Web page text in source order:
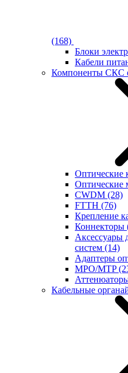
(168)
Блоки
Кабели
Компоненты СКС
Оптические
Оптические
CWDM (28)
FTTH (76)
Крепление
Коннекторы
Аксессуары
систем (14)
Адаптеры
MPO/MTP
Кабельные